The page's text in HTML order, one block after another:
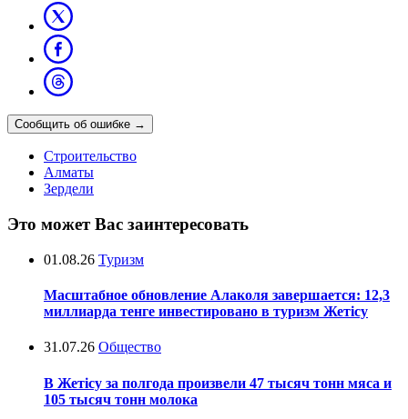
Сообщить об ошибке →
Строительство
Алматы
Зердели
Это может Вас заинтересовать
01.08.26 Туризм
Масштабное обновление Алаколя завершается: 12,3
миллиарда тенге инвестировано в туризм Жетісу
31.07.26 Общество
В Жетісу за полгода произвели 47 тысяч тонн мяса и
105 тысяч тонн молока